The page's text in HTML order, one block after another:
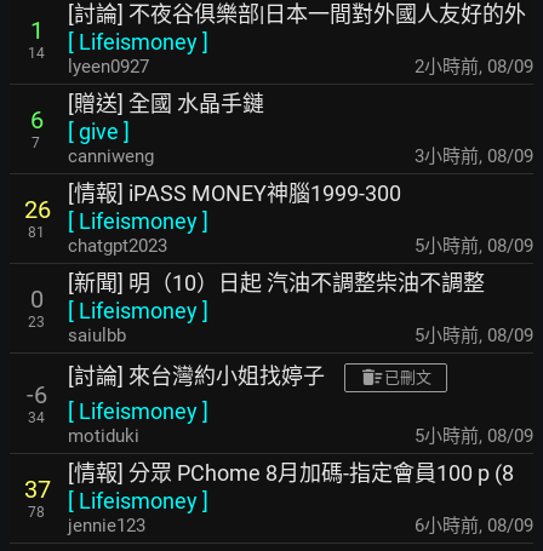
1
14
[討論] 不夜谷俱樂部|日本一間對外國人友好的外
[ Lifeismoney]
lyeen0927 2小時前, 08/09
6
7
[贈送] 全國 水晶手鏈
[give ]
canniweng 3小時前, 08/09
26
81
[情報] iPASS MONEY神腦1999-300
[ Lifeismoney]
chatgpt2023 5小時前, 08/09
0
23
[新聞] 明（10）日起 汽油不調整柴油不調整
[ Lifeismoney]
saiulbb 5小時前, 08/09
-6
34
[討論] 來台灣約小姐找婷子 已刪文
[ Lifeismoney]
motiduki 5小時前, 08/09
37
78
[情報] 分眾 PChome 8月加碼-指定會員100 p (8
[ Lifeismoney]
jennie123 6小時前, 08/09